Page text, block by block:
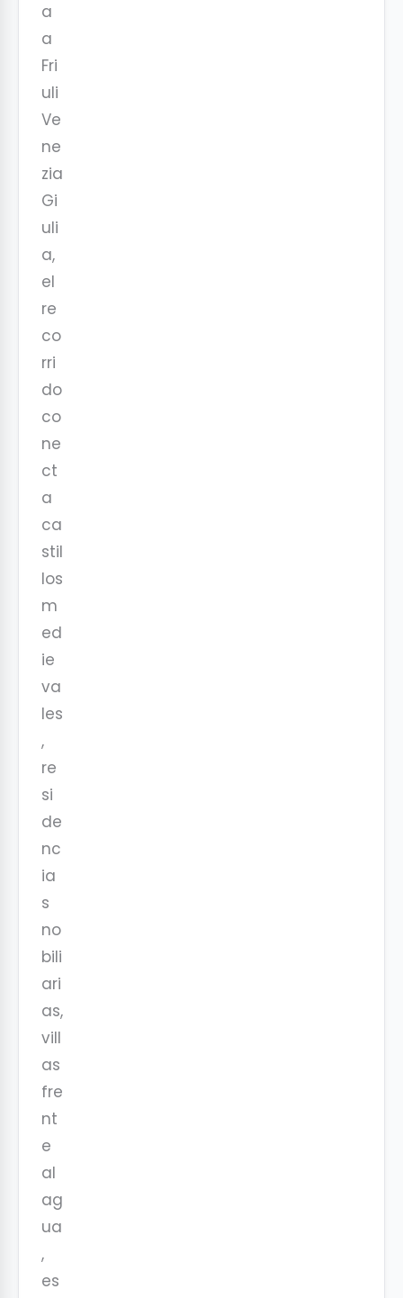
a
a
Fri
uli
Ve
ne
zia
Gi
uli
a,
el
re
co
rri
do
co
ne
ct
a
ca
stil
los
m
ed
ie
va
les
,
re
si
de
nc
ia
s
no
bili
ari
as,
vill
as
fre
nt
e
al
ag
ua
,
es